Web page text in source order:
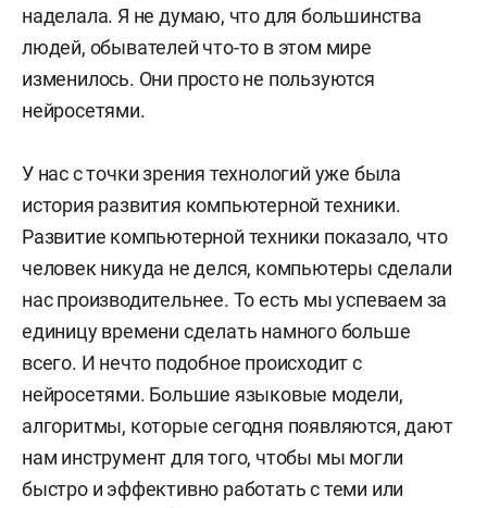
наделала. Я не думаю, что для большинства
людей, обывателей что-то в этом мире
изменилось. Они просто не пользуются
нейросетями.
У нас с точки зрения технологий уже была
история развития компьютерной техники.
Развитие компьютерной техники показало, что
человек никуда не делся, компьютеры сделали
нас производительнее. То есть мы успеваем за
единицу времени сделать намного больше
всего. И нечто подобное происходит с
нейросетями. Большие языковые модели,
алгоритмы, которые сегодня появляются, дают
нам инструмент для того, чтобы мы могли
быстро и эффективно работать с теми или